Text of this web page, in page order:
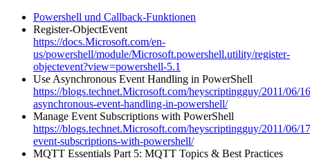
Powershell und Callback-Funktionen
Register-ObjectEvent
https://docs.Microsoft.com/en-
us/powershell/module/Microsoft.powershell.utility/register-
objectevent?view=powershell-5.1
Use Asynchronous Event Handling in PowerShell
https://blogs.technet.Microsoft.com/heyscriptingguy/2011/06/
asynchronous-event-handling-in-powershell/
Manage Event Subscriptions with PowerShell
https://blogs.technet.Microsoft.com/heyscriptingguy/2011/06/
event-subscriptions-with-powershell/
MQTT Essentials Part 5: MQTT Topics & Best Practices